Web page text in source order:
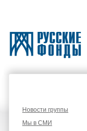
Новости группы
Мы в СМИ